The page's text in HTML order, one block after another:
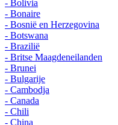
- Bolivia
- Bonaire
- Bosnië en Herzegovina
- Botswana
- Brazilië
- Britse Maagdeneilanden
- Brunei
- Bulgarije
- Cambodja
- Canada
- Chili
- China